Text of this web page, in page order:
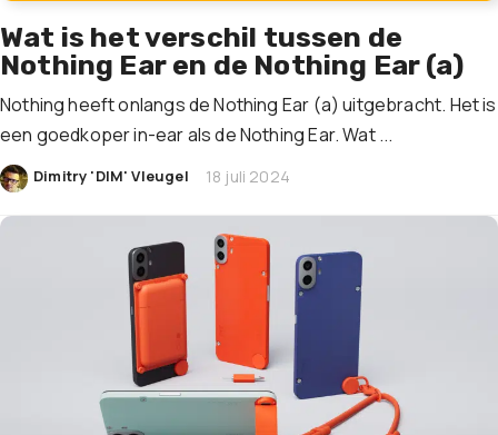
Wat is het verschil tussen de
Nothing Ear en de Nothing Ear (a)
Nothing heeft onlangs de Nothing Ear (a) uitgebracht. Het is
een goedkoper in-ear als de Nothing Ear. Wat ...
Dimitry 'DIM' Vleugel 18 juli 2024